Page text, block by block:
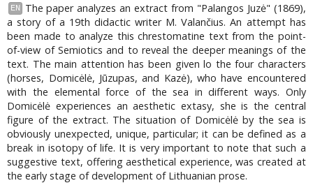
EN
The paper analyzes an extract from "Palangos Juzė" (1869),
a story of a 19th didactic writer M. Valančius. An attempt has
been made to analyze this chrestomatine text from the point-
of-view of Semiotics and to reveal the deeper meanings of the
text. The main attention has been given lo the four characters
(horses, Domicėlė, Jūzupas, and Kazė), who have encountered
with the elemental force of the sea in different ways. Only
Domicėlė experiences an aesthetic extasy, she is the central
figure of the extract. The situation of Domicėlė by the sea is
obviously unexpected, unique, particular; it can be defined as a
break in isotopy of life. It is very important to note that such a
suggestive text, offering aesthetical experience, was created at
the early stage of development of Lithuanian prose.